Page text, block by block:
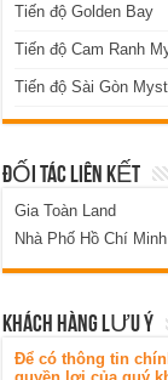
Tiến độ Golden Bay
Tiến độ Cam Ranh
Tiến độ Sài Gòn
ĐỐI TÁC LIÊN KẾT
Gia Toàn Land
Nhà Phố Hồ Chí Minh
KHÁCH HÀNG LƯU Ý
Để có thông tin